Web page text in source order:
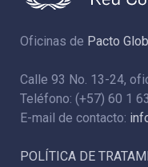
Oficinas de Pacto
Calle 93 No. 13-24,
Teléfono: (+57) 60 1
E-mail de contacto:
POLÍTICA DE